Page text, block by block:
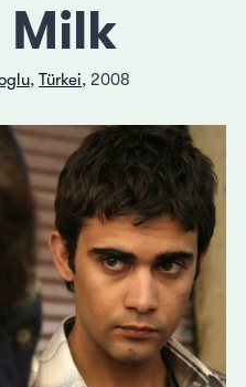
Milk
, Türkei, 2008